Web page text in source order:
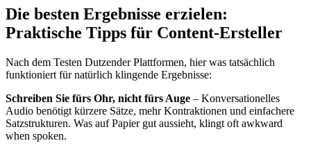
Die besten Ergebnisse erzielen:
Praktische Tipps für Content-Ersteller
Nach dem Testen Dutzender Plattformen, hier was tatsächlich
funktioniert für natürlich klingende Ergebnisse:
Schreiben Sie fürs Ohr, nicht fürs Auge – Konversationelles
Audio benötigt kürzere Sätze, mehr Kontraktionen und einfachere
Satzstrukturen. Was auf Papier gut aussieht, klingt oft awkward
when spoken.